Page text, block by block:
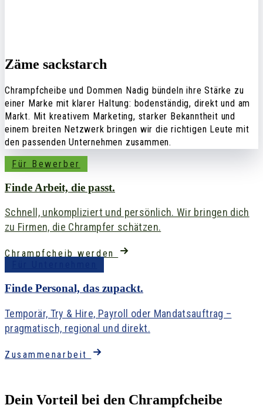
Zäme sackstarch
Chrampfcheibe und Dommen Nadig bündeln ihre Stärke zu
einer Marke mit klarer Haltung: bodenständig, direkt und am
Markt. Mit kreativem Marketing, starker Bekanntheit und
einem breiten Netzwerk bringen wir die richtigen Leute mit
den passenden Unternehmen zusammen.
Für Bewerber
Finde Arbeit, die passt.
Schnell, unkompliziert und persönlich. Wir bringen dich
zu Firmen, die Chrampfer schätzen.
Chrampfcheib werden
Finde Personal, das zupackt.
Temporär, Try & Hire, Payroll oder Mandatsauftrag –
pragmatisch, regional und direkt.
Zusammenarbeit
Dein Vorteil bei den Chrampfcheibe